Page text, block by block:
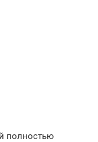
полностью